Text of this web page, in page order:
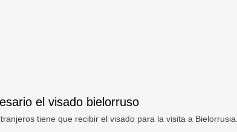
el visado bielorruso
tiene que recibir el visado para la visita a Bielorrusia.